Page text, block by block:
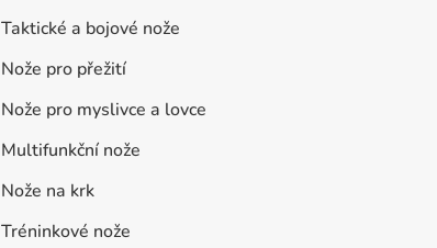
Taktické a bojové nože
Nože pro přežití
Nože pro myslivce a lovce
Multifunkční nože
Nože na krk
Tréninkové nože